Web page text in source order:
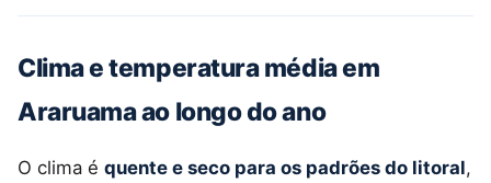
Clima e temperatura média em
Araruama ao longo do ano
O clima é quente e seco para os padrões do litoral,